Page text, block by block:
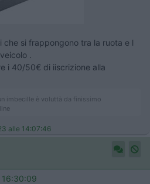
che si frappongono tra la ruota e l
.
i 40/50€ di iiscrizione alla
imbecille è voluttà da finissimo
alle 14:07:46
16:30:09